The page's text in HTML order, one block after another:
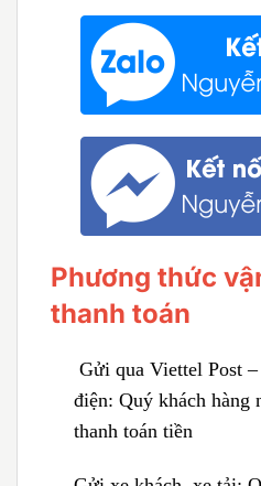
Phương thức
thanh toán
Gửi qua Viettel Post
điện: Quý khách hàng
thanh toán tiền